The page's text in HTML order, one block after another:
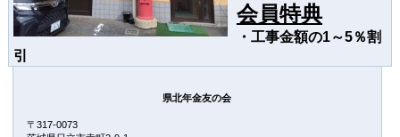
会員特典
・工事金額の1～5％割
引
県北年金友の会
〒317-0073